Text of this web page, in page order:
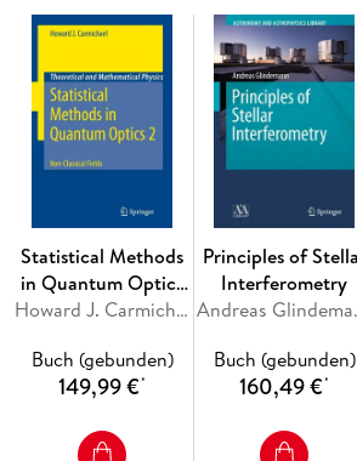
Inhaltsverzeichnis
to Dynamical Systems. - Number
Mathematical Aspects of Quantum
Aspects of Eigenvalue and
Chaotic Quantum Systems. - From
Deterministic Diffusion.
Statistical Methods
in Quantum Optics
2
Howard J. Carmichael
Buch (gebunden)
149,99 €*
Principles of
Interferometry
Buch (gebunden)
160,49 €*